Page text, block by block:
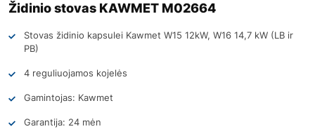
Židinio stovas KAWMET M02664
Stovas židinio kapsulei Kawmet W15 12kW, W16 14,7 kW (LB ir
PB)
4 reguliuojamos kojelės
Gamintojas: Kawmet
Garantija: 24 mėn